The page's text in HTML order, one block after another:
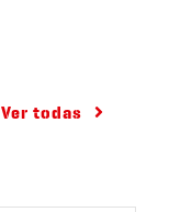
Ver todas